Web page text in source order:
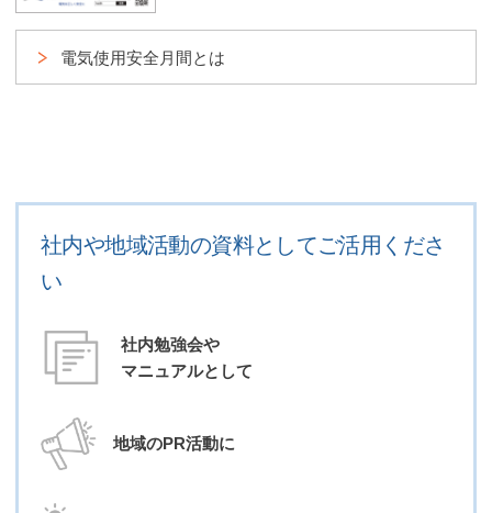
電気使用安全月間とは
社内や地域活動の資料としてご活用くださ
い
社内勉強会や
マニュアルとして
地域のPR活動に